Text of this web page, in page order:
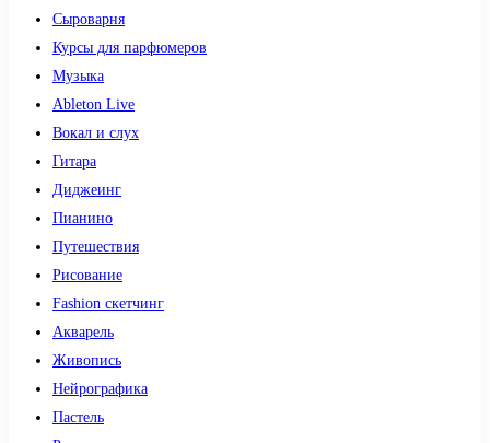
Сыроварня
Курсы для парфюмеров
Музыка
Ableton Live
Вокал и слух
Гитара
Диджеинг
Пианино
Путешествия
Рисование
Fashion скетчинг
Акварель
Живопись
Нейрографика
Пастель